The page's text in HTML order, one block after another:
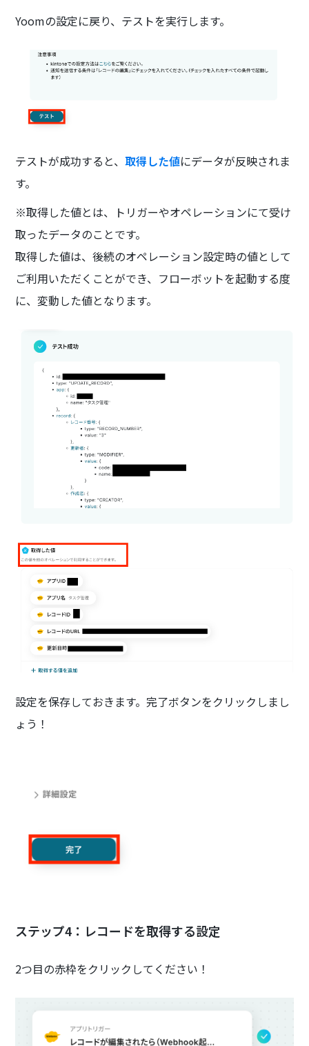
Yoomの設定に戻り、テストを実行します。
テストが成功すると、取得した値にデータが反映されま
す。
※取得した値とは、トリガーやオペレーションにて受け
取ったデータのことです。
取得した値は、後続のオペレーション設定時の値として
ご利用いただくことができ、フローボットを起動する度
に、変動した値となります。
設定を保存しておきます。完了ボタンをクリックしまし
ょう！
ステップ4：レコードを取得する設定
2つ目の赤枠をクリックしてください！